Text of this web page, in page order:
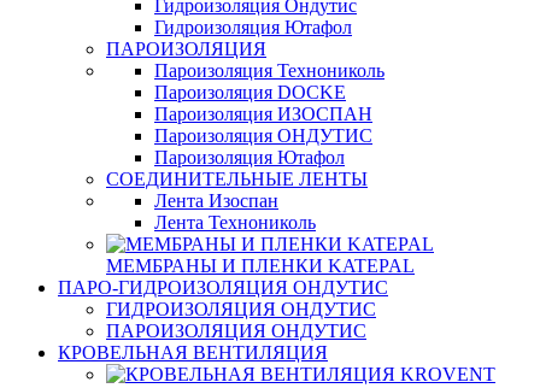
Гидроизоляция Ондутис
Гидроизоляция Ютафол
ПАРОИЗОЛЯЦИЯ
Пароизоляция Технониколь
Пароизоляция DOCKE
Пароизоляция ИЗОСПАН
Пароизоляция ОНДУТИС
Пароизоляция Ютафол
СОЕДИНИТЕЛЬНЫЕ ЛЕНТЫ
Лента Изоспан
Лента Технониколь
МЕМБРАНЫ И ПЛЕНКИ KATEPAL
ПАРО-ГИДРОИЗОЛЯЦИЯ ОНДУТИС
ГИДРОИЗОЛЯЦИЯ ОНДУТИС
ПАРОИЗОЛЯЦИЯ ОНДУТИС
КРОВЕЛЬНАЯ ВЕНТИЛЯЦИЯ